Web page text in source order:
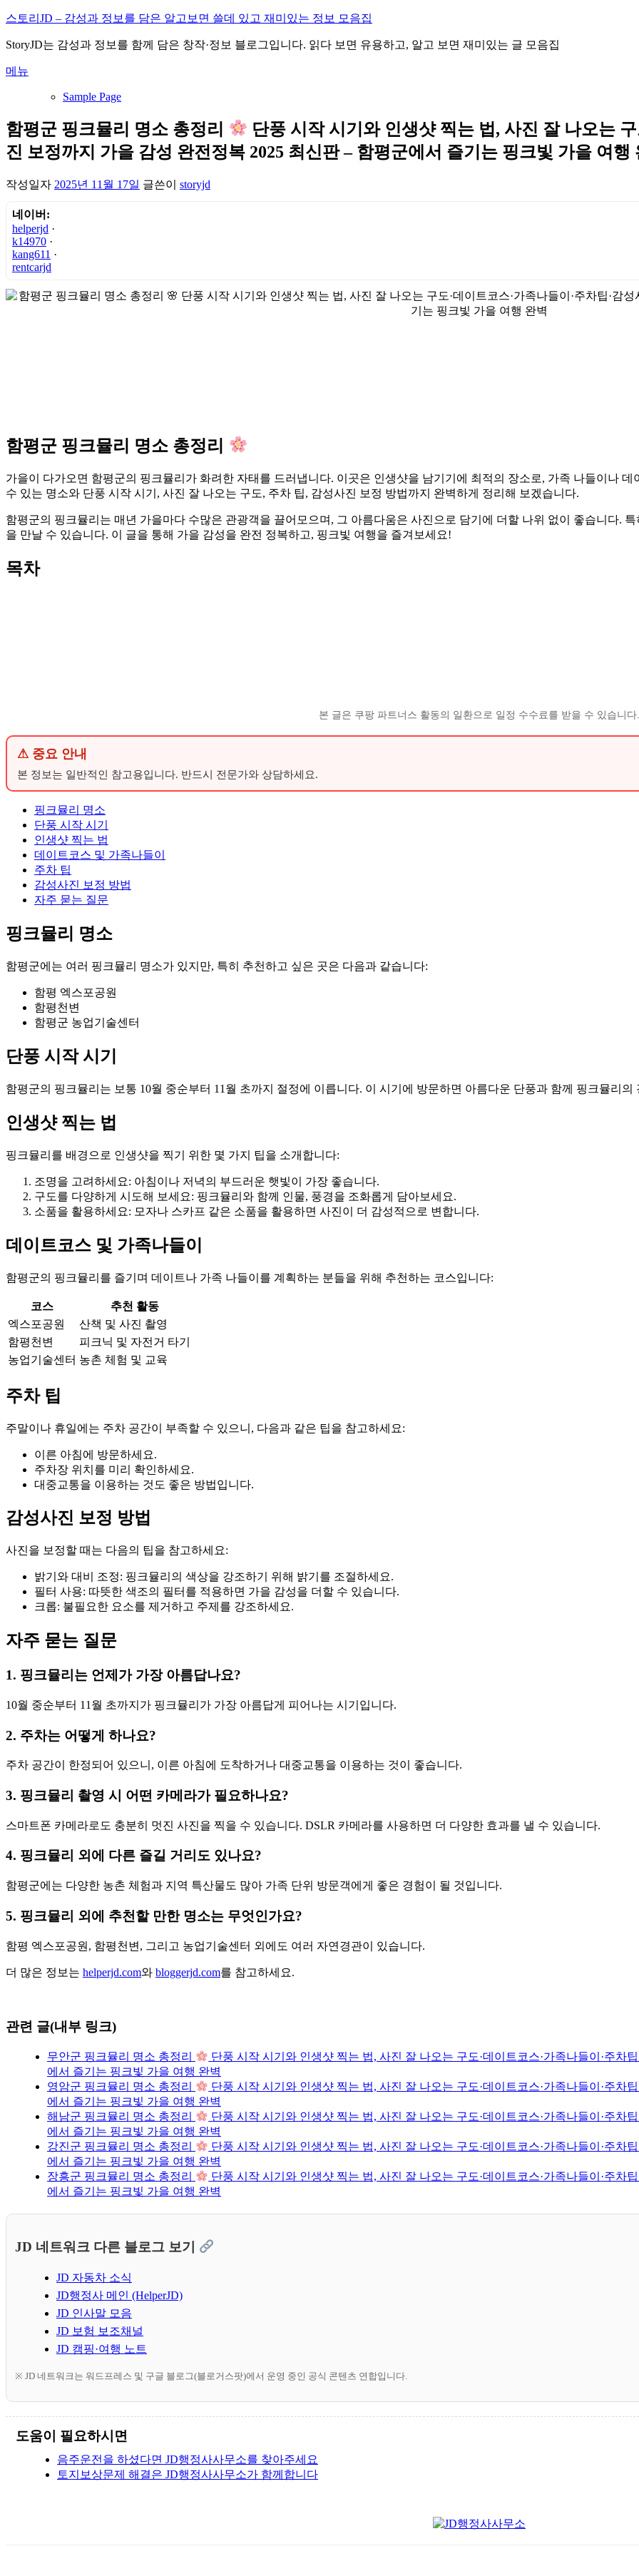
내
으
바
기
스토리JD – 감성과 정보를 담은 알고보면 쓸데 있고 재미있는 정보 모음집
StoryJD는 감성과 정보를 함께 담은 창작·정보 블로그입니다. 읽다 보면 유용하고, 알고 보면 재미있는 글 모음집
메뉴
Sample Page
함평군 핑크뮬리 명소 총정리
단풍 시작 시기와 인생샷 찍는 법, 사진 잘 나오는
진 보정까지 가을 감성 완전정복 2025 최신판 – 함평군에서 즐기는 핑크빛 가을 여행
작성일자 2025년 11월 17일 글쓴이 storyjd
네이버:
helperjd ·
k14970 ·
kang611 ·
rentcarjd
함평군 핑크뮬리 명소 총정리
가을이 다가오면 함평군의 핑크뮬리가 화려한 자태를 드러냅니다. 이곳은 인생샷을 남기기에 최적의 장소로, 가족 나들이나
수 있는 명소와 단풍 시작 시기, 사진 잘 나오는 구도, 주차 팁, 감성사진 보정 방법까지 완벽하게 정리해 보겠습니다.
함평군의 핑크뮬리는 매년 가을마다 수많은 관광객을 끌어모으며, 그 아름다움은 사진으로 담기에 더할 나위 없이 좋습니다.
을 만날 수 있습니다. 이 글을 통해 가을 감성을 완전 정복하고, 핑크빛 여행을 즐겨보세요!
목차
본 글은 쿠팡 파트너스 활동의 일환으로 일정 수수료를 받을 수 있습니다.
⚠ 중요 안내
본 정보는 일반적인 참고용입니다. 반드시 전문가와 상담하세요.
핑크뮬리 명소
단풍 시작 시기
인생샷 찍는 법
데이트코스 및 가족나들이
주차 팁
감성사진 보정 방법
자주 묻는 질문
핑크뮬리 명소
함평군에는 여러 핑크뮬리 명소가 있지만, 특히 추천하고 싶은 곳은 다음과 같습니다:
함평 엑스포공원
함평천변
함평군 농업기술센터
단풍 시작 시기
함평군의 핑크뮬리는 보통 10월 중순부터 11월 초까지 절정에 이릅니다. 이 시기에 방문하면 아름다운 단풍과 함께 핑크뮬리
인생샷 찍는 법
핑크뮬리를 배경으로 인생샷을 찍기 위한 몇 가지 팁을 소개합니다:
조명을 고려하세요: 아침이나 저녁의 부드러운 햇빛이 가장 좋습니다.
구도를 다양하게 시도해 보세요: 핑크뮬리와 함께 인물, 풍경을 조화롭게 담아보세요.
소품을 활용하세요: 모자나 스카프 같은 소품을 활용하면 사진이 더 감성적으로 변합니다.
데이트코스 및 가족나들이
함평군의 핑크뮬리를 즐기며 데이트나 가족 나들이를 계획하는 분들을 위해 추천하는 코스입니다:
코스
추천 활동
엑스포공원
산책 및 사진 촬영
함평천변
피크닉 및 자전거 타기
농업기술센터 농촌 체험 및 교육
주차 팁
주말이나 휴일에는 주차 공간이 부족할 수 있으니, 다음과 같은 팁을 참고하세요:
이른 아침에 방문하세요.
주차장 위치를 미리 확인하세요.
대중교통을 이용하는 것도 좋은 방법입니다.
감성사진 보정 방법
사진을 보정할 때는 다음의 팁을 참고하세요:
밝기와 대비 조정: 핑크뮬리의 색상을 강조하기 위해 밝기를 조절하세요.
필터 사용: 따뜻한 색조의 필터를 적용하면 가을 감성을 더할 수 있습니다.
크롭: 불필요한 요소를 제거하고 주제를 강조하세요.
자주 묻는 질문
1. 핑크뮬리는 언제가 가장 아름답나요?
10월 중순부터 11월 초까지가 핑크뮬리가 가장 아름답게 피어나는 시기입니다.
2. 주차는 어떻게 하나요?
주차 공간이 한정되어 있으니, 이른 아침에 도착하거나 대중교통을 이용하는 것이 좋습니다.
3. 핑크뮬리 촬영 시 어떤 카메라가 필요하나요?
스마트폰 카메라로도 충분히 멋진 사진을 찍을 수 있습니다. DSLR 카메라를 사용하면 더 다양한 효과를 낼 수 있습니다.
4. 핑크뮬리 외에 다른 즐길 거리도 있나요?
함평군에는 다양한 농촌 체험과 지역 특산물도 많아 가족 단위 방문객에게 좋은 경험이 될 것입니다.
5. 핑크뮬리 외에 추천할 만한 명소는 무엇인가요?
함평 엑스포공원, 함평천변, 그리고 농업기술센터 외에도 여러 자연경관이 있습니다.
더 많은 정보는 helperjd.com와 bloggerjd.com를 참고하세요.
관련 글(내부 링크)
무안군 핑크뮬리 명소 총정리
단풍 시작 시기와 인생샷 찍는 법, 사진 잘 나오는 구도·데이트코스·가족나들이·주차
에서 즐기는 핑크빛 가을 여행 완벽
영암군 핑크뮬리 명소 총정리
단풍 시작 시기와 인생샷 찍는 법, 사진 잘 나오는 구도·데이트코스·가족나들이·주차
에서 즐기는 핑크빛 가을 여행 완벽
해남군 핑크뮬리 명소 총정리
단풍 시작 시기와 인생샷 찍는 법, 사진 잘 나오는 구도·데이트코스·가족나들이·주차
에서 즐기는 핑크빛 가을 여행 완벽
강진군 핑크뮬리 명소 총정리
단풍 시작 시기와 인생샷 찍는 법, 사진 잘 나오는 구도·데이트코스·가족나들이·주차
에서 즐기는 핑크빛 가을 여행 완벽
장흥군 핑크뮬리 명소 총정리
단풍 시작 시기와 인생샷 찍는 법, 사진 잘 나오는 구도·데이트코스·가족나들이·주차
에서 즐기는 핑크빛 가을 여행 완벽
JD 네트워크 다른 블로그 보기
JD 자동차 소식
JD행정사 메인 (HelperJD)
JD 인사말 모음
JD 보험 보조채널
JD 캠핑·여행 노트
※ JD 네트워크는 워드프레스 및 구글 블로그(블로거스팟)에서 운영 중인 공식 콘텐츠 연합입니다.
도움이 필요하시면
음주운전을 하셨다면 JD행정사사무소를 찾아주세요
토지보상문제 해결은 JD행정사사무소가 함께합니다